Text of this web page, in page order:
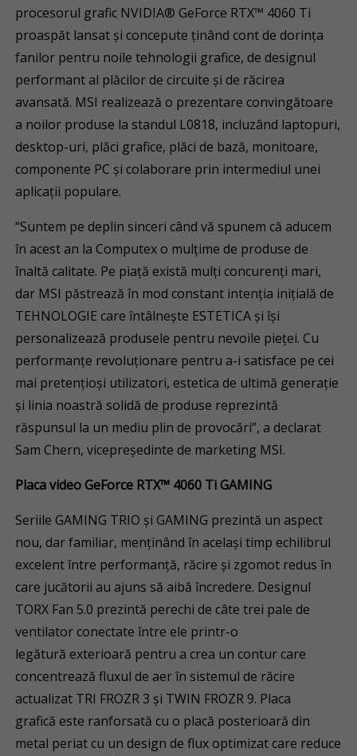
procesorul grafic NVIDIA® GeForce RTX™ 4060 Ti
proaspăt lansat și concepute ținând cont de dorința
fanilor pentru noile tehnologii grafice, de designul
performant al plăcilor de circuite și de răcirea
avansată. MSI realizează o prezentare convingătoare
a noilor produse la standul L0818, incluzând laptopuri,
desktop-uri, plăci grafice, plăci de bază, monitoare,
componente PC și colaborare prin intermediul unei
aplicații populare.
“Suntem pe deplin sinceri când vă spunem că aducem
în acest an la Computex o mulțime de produse de
înaltă calitate. Pe piață există mulți concurenți mari,
dar MSI păstrează în mod constant intenția inițială de
TEHNOLOGIE care întâlnește ESTETICA și își
personalizează produsele pentru nevoile pieței. Cu
performanțe revoluționare pentru a-i satisface pe cei
mai pretențioși utilizatori, estetica de ultimă generație
și linia noastră solidă de produse reprezintă
răspunsul la un mediu plin de provocări”, a declarat
Sam Chern, vicepreședinte de marketing MSI.
Placa video GeForce RTX™ 4060 Ti GAMING
Seriile GAMING TRIO și GAMING prezintă un aspect
nou, dar familiar, menținând în același timp echilibrul
excelent între performanță, răcire și zgomot redus în
care jucătorii au ajuns să aibă încredere. Designul
TORX Fan 5.0 prezintă perechi de câte trei pale de
ventilator conectate între ele printr-o
legătură exterioară pentru a crea un contur care
concentrează fluxul de aer în sistemul de răcire
actualizat TRI FROZR 3 și TWIN FROZR 9. Placa
grafică este ranforsată cu o placă posterioară din
metal periat cu un design de flux optimizat care reduce